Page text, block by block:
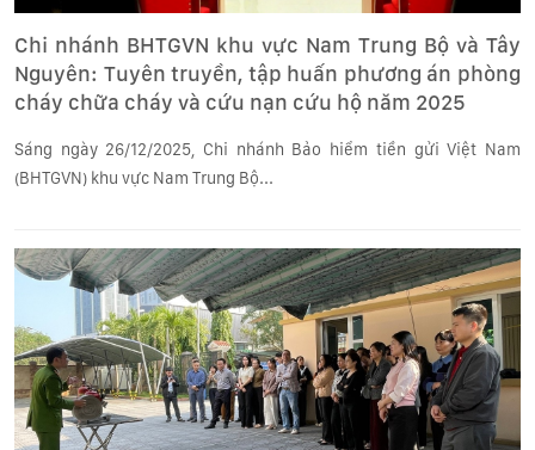
Chi nhánh BHTGVN khu vực Nam Trung Bộ và Tây
Nguyên: Tuyên truyền, tập huấn phương án phòng
cháy chữa cháy và cứu nạn cứu hộ năm 2025
Sáng ngày 26/12/2025, Chi nhánh Bảo hiểm tiền gửi Việt Nam
(BHTGVN) khu vực Nam Trung Bộ...